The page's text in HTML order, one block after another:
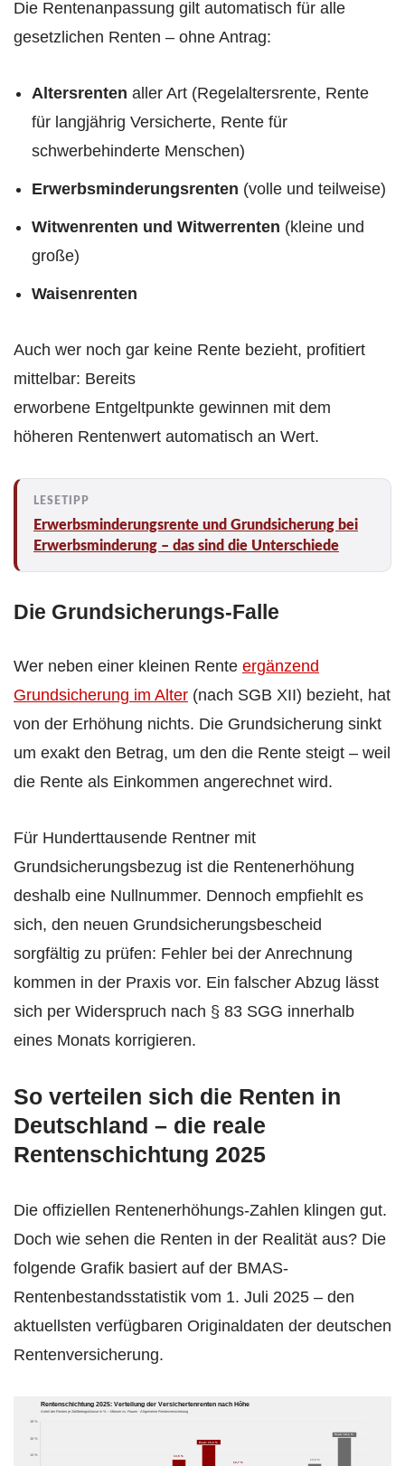
Die Rentenanpassung gilt automatisch für alle
gesetzlichen Renten – ohne Antrag:
Altersrenten aller Art (Regelaltersrente, Rente
für langjährig Versicherte, Rente für
schwerbehinderte Menschen)
Erwerbsminderungsrenten (volle und teilweise)
Witwenrenten und Witwerrenten (kleine und
große)
Waisenrenten
Auch wer noch gar keine Rente bezieht, profitiert
mittelbar: Bereits
erworbene Entgeltpunkte gewinnen mit dem
höheren Rentenwert automatisch an Wert.
Erwerbsminderungsrente und Grundsicherung bei
Erwerbsminderung – das sind die Unterschiede
Die Grundsicherungs-Falle
Wer neben einer kleinen Rente ergänzend
Grundsicherung im Alter (nach SGB XII) bezieht, hat
von der Erhöhung nichts. Die Grundsicherung sinkt
um exakt den Betrag, um den die Rente steigt – weil
die Rente als Einkommen angerechnet wird.
Für Hunderttausende Rentner mit
Grundsicherungsbezug ist die Rentenerhöhung
deshalb eine Nullnummer. Dennoch empfiehlt es
sich, den neuen Grundsicherungsbescheid
sorgfältig zu prüfen: Fehler bei der Anrechnung
kommen in der Praxis vor. Ein falscher Abzug lässt
sich per Widerspruch nach § 83 SGG innerhalb
eines Monats korrigieren.
So verteilen sich die Renten in
Deutschland – die reale
Rentenschichtung 2025
Die offiziellen Rentenerhöhungs-Zahlen klingen gut.
Doch wie sehen die Renten in der Realität aus? Die
folgende Grafik basiert auf der BMAS-
Rentenbestandsstatistik vom 1. Juli 2025 – den
aktuellsten verfügbaren Originaldaten der deutschen
Rentenversicherung.
Rentenschichtung 2025: Verteilung der Versichertenrenten nach Höhe
Anteil der Renten je Zahlbetragsklasse in % – Männer vs. Frauen · Allgemeine Rentenversicherung
14 %
16 %
18 %
13,5 %
Peak: 15,2 %
12,7 %
13,0 %
Peak: 16,1 %